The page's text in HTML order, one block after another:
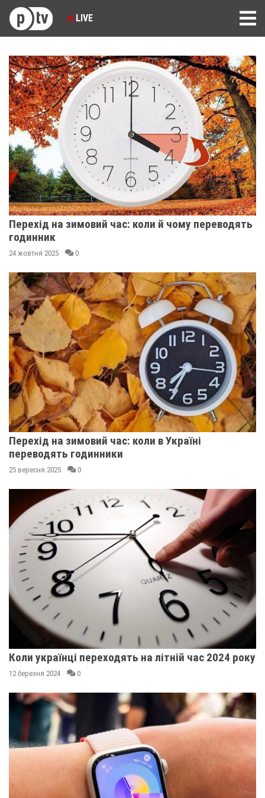
LIVE
Перехід на зимовий час: коли й чому переводять
годинник
24 жовтня 2025 0
Перехід на зимовий час: коли в Україні
переводять годинники
25 вересня 2025 0
Коли українці переходять на літній час 2024 року
12 березня 2024 0